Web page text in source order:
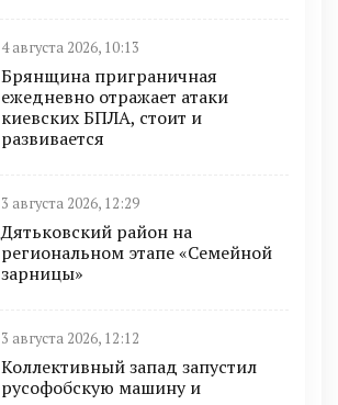
4 августа 2026, 10:13
Брянщина приграничная
ежедневно отражает атаки
киевских БПЛА, стоит и
развивается
3 августа 2026, 12:29
Дятьковский район на
региональном этапе «Семейной
зарницы»
3 августа 2026, 12:12
Коллективный запад запустил
русофобскую машину и